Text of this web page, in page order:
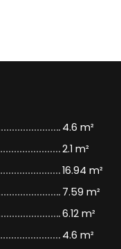
4.6 m²
2.1 m²
16.94 m²
7.59 m²
6.12 m²
4.6 m²